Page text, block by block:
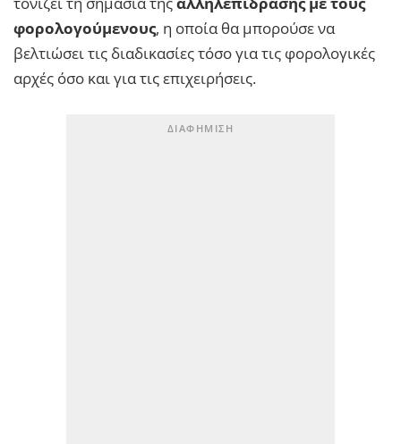
φορολογούμενους, η οποία θα μπορούσε να
βελτιώσει τις διαδικασίες τόσο για τις φορολογικές
αρχές όσο και για τις επιχειρήσεις.